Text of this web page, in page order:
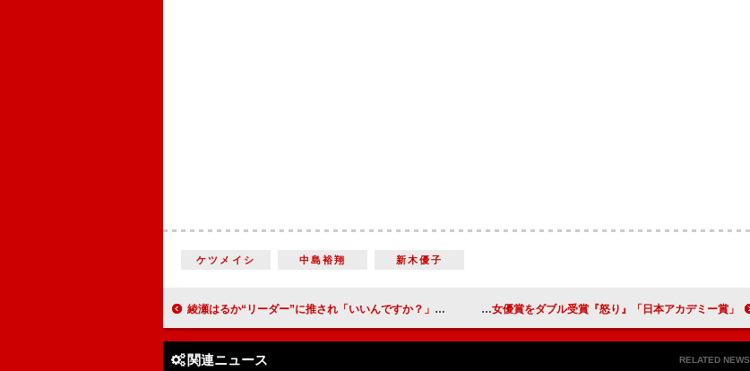
ケツメイシ 中島裕翔 新木優子
綾瀬はるか“リーダー”に推され「いいんですか？」 堤真一「こんなすっとこどっこいは嫌だ！」 「日本アカデミー賞」『怒り』が１１部門で最多受賞 宮崎あおいと広瀬すずは優秀主演＆助演女優賞をダブル受賞
関連ニュース RELATED NEWS